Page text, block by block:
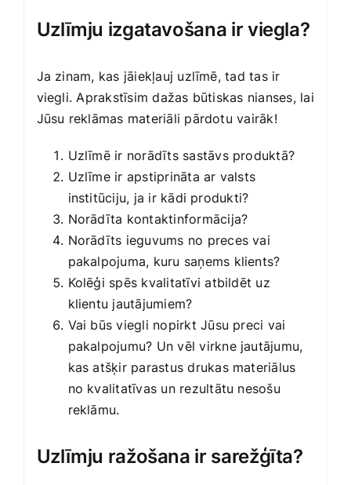
Uzlīmju izgatavošana ir viegla?
Ja zinam, kas jāiekļauj uzlīmē, tad tas ir
viegli. Aprakstīsim dažas būtiskas nianses, lai
Jūsu reklāmas materiāli pārdotu vairāk!
Uzlīmē ir norādīts sastāvs produktā?
Uzlīme ir apstiprināta ar valsts
institūciju, ja ir kādi produkti?
Norādīta kontaktinformācija?
Norādīts ieguvums no preces vai
pakalpojuma, kuru saņems klients?
Kolēģi spēs kvalitatīvi atbildēt uz
klientu jautājumiem?
Vai būs viegli nopirkt Jūsu preci vai
pakalpojumu? Un vēl virkne jautājumu,
kas atšķir parastus drukas materiālus
no kvalitatīvas un rezultātu nesošu
reklāmu.
Uzlīmju ražošana ir sarežģīta?